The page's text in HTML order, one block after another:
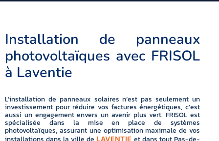
Installation de panneaux
photovoltaïques avec FRISOL
à Laventie
L’installation de panneaux solaires n’est pas seulement un
investissement pour réduire vos factures énergétiques, c’est
aussi un engagement envers un avenir plus vert. FRISOL est
spécialisée dans la mise en place de systèmes
photovoltaïques, assurant une optimisation maximale de vos
LAVENTIE